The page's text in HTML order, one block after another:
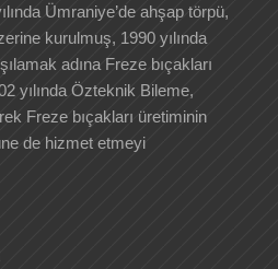
Ümraniye’de ahşap törpü,
kurulmuş, 1990 yılında
adına Freze bıçakları
yılında Özteknik Bileme,
Freze bıçakları üretiminin
de hizmet etmeyi